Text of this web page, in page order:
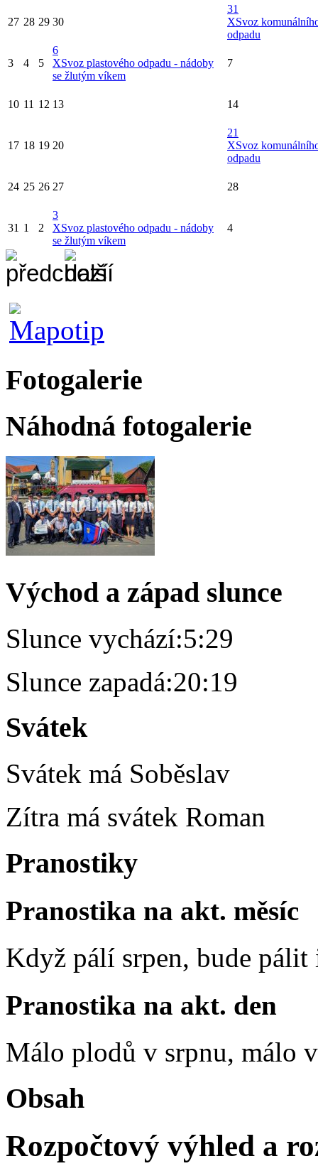
27 28 29 30
31
XSvoz
odpadu
3 4 5
6
XSvoz plastového odpadu - nádoby
se žlutým víkem
7
10 11 12 13 14
17 18 19 20
21
XSvoz
odpadu
24 25 26 27 28
31 1 2
3
XSvoz plastového odpadu - nádoby
se žlutým víkem
4
Fotogalerie
Náhodná fotogalerie
Východ a západ slunce
Slunce vychází:5:29
Slunce zapadá:20:19
Svátek
Svátek má Soběslav
Zítra má svátek Roman
Pranostiky
Pranostika na akt. měsíc
Když pálí srpen, bude
Pranostika na akt. den
Málo plodů v srpnu, málo
Obsah
Rozpočtový výhled a